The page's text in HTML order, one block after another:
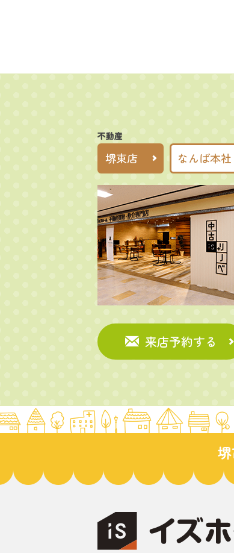
不動産
堺東店 なんば本社
来店予約する